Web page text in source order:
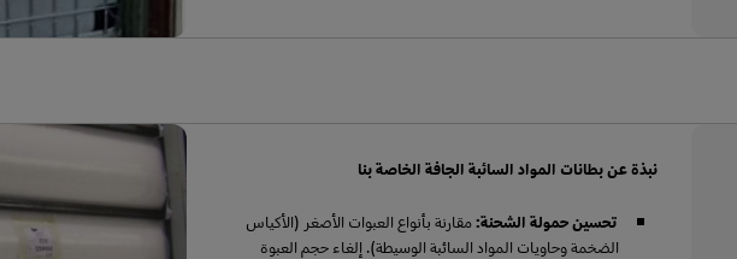
نبذة عن بطانات المواد السائبة الجافة الخاصة بنا
تحسين حمولة الشحنة:مقارنة بأنواع العبوات الأصغر (الأكياس
الضخمة وحاويات المواد السائبة الوسيطة). إلغاء حجم العبوة